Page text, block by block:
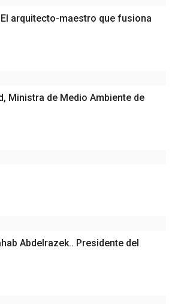
arquitecto-maestro que fusiona
Ministra de Medio Ambiente de
Abdelrazek.. Presidente del